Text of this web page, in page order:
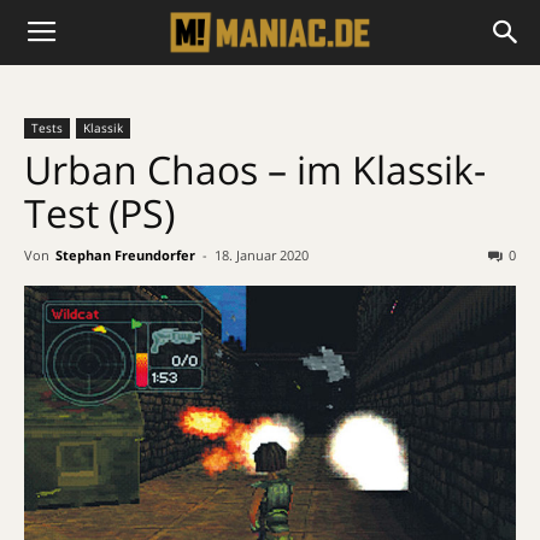
Tests Klassik
Urban Chaos – im Klassik-
Test (PS)
Von Stephan Freundorfer - 18. Januar 2020 0